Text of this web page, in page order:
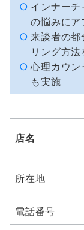
インナー
の悩みにア
来談者の都
リング方
心理カウン
も実施
店名
所在地
電話番号